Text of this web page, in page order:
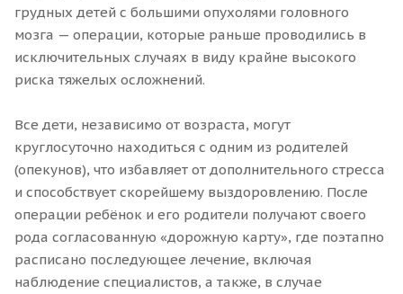
грудных детей с большими опухолями головного
мозга — операции, которые раньше проводились в
исключительных случаях в виду крайне высокого
риска тяжелых осложнений.
Все дети, независимо от возраста, могут
круглосуточно находиться с одним из родителей
(опекунов), что избавляет от дополнительного стресса
и способствует скорейшему выздоровлению. После
операции ребёнок и его родители получают своего
рода согласованную «дорожную карту», где поэтапно
расписано последующее лечение, включая
наблюдение специалистов, а также, в случае